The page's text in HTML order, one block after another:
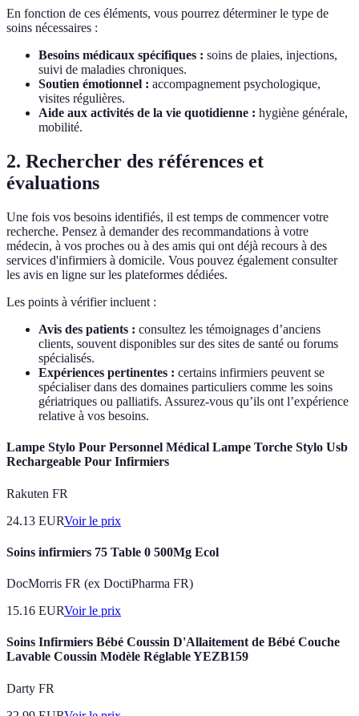
En fonction de ces éléments, vous pourrez déterminer le type de
soins nécessaires :
Besoins médicaux spécifiques : soins de plaies, injections,
suivi de maladies chroniques.
Soutien émotionnel : accompagnement psychologique,
visites régulières.
Aide aux activités de la vie quotidienne : hygiène générale,
mobilité.
2. Rechercher des références et
évaluations
Une fois vos besoins identifiés, il est temps de commencer votre
recherche. Pensez à demander des recommandations à votre
médecin, à vos proches ou à des amis qui ont déjà recours à des
services d'infirmiers à domicile. Vous pouvez également consulter
les avis en ligne sur les plateformes dédiées.
Les points à vérifier incluent :
Avis des patients : consultez les témoignages d’anciens
clients, souvent disponibles sur des sites de santé ou forums
spécialisés.
Expériences pertinentes : certains infirmiers peuvent se
spécialiser dans des domaines particuliers comme les soins
gériatriques ou palliatifs. Assurez-vous qu’ils ont l’expérience
relative à vos besoins.
Lampe Stylo Pour Personnel Médical Lampe Torche Stylo Usb
Rechargeable Pour Infirmiers
Rakuten FR
24.13 EURVoir le prix
Soins infirmiers 75 Table 0 500Mg Ecol
DocMorris FR (ex DoctiPharma FR)
15.16 EURVoir le prix
Soins Infirmiers Bébé Coussin D'Allaitement de Bébé Couche
Lavable Coussin Modèle Réglable YEZB159
Darty FR